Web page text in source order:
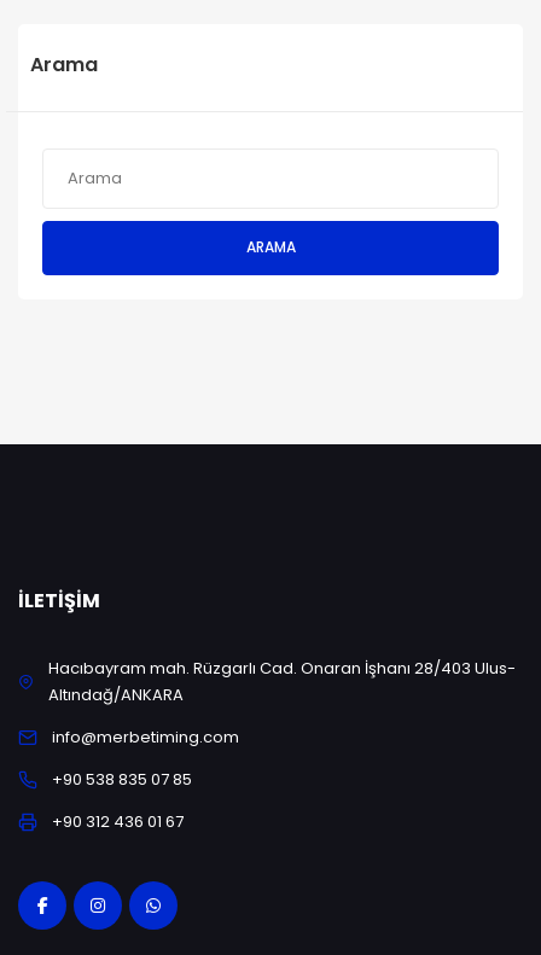
Arama
ARAMA
İLETIŞIM
Hacıbayram mah. Rüzgarlı Cad. Onaran İşhanı 28/403 Ulus-
Altındağ/ANKARA
info@merbetiming.com
+90 538 835 07 85
+90 312 436 01 67